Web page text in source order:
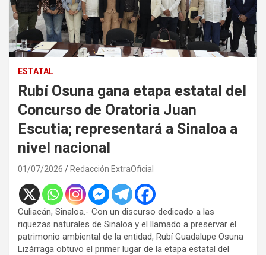
ESTATAL
Rubí Osuna gana etapa estatal del
Concurso de Oratoria Juan
Escutia; representará a Sinaloa a
nivel nacional
01/07/2026 Redacción ExtraOficial
Culiacán, Sinaloa.- Con un discurso dedicado a las
riquezas naturales de Sinaloa y el llamado a preservar el
patrimonio ambiental de la entidad, Rubí Guadalupe Osuna
Lizárraga obtuvo el primer lugar de la etapa estatal del